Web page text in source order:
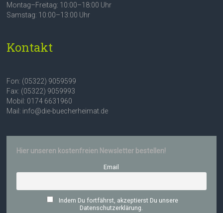
Montag–Freitag: 10:00–18:00 Uhr
Samstag: 10:00–13:00 Uhr
Kontakt
Fon: (05322) 9059599
Fax: (05322) 9059993
Mobil: 0174 6631960
Mail: info@die-buecherheimat.de
Hier unseren kostenfreien Newsletter bestellen!
Email
Indem Du fortfährst, akzeptierst Du unsere
Datenschutzerklärung.